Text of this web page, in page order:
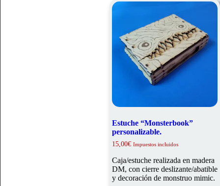
Estuche “Monsterbook”
personalizable.
15,00€ Impuestos incluidos
Caja/estuche realizada en madera
DM, con cierre deslizante/abatible
y decoración de monstruo mimic.